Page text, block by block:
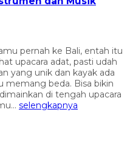
pernah ke Bali, entah itu
upacara adat, pasti udah
yang unik dan kayak ada
memang beda. Bisa bikin
di tengah upacara
selengkapnya